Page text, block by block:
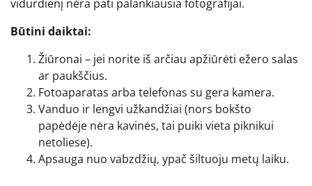
vidurdienį nėra pati palankiausia fotografijai.
Būtini daiktai:
Žiūronai – jei norite iš arčiau apžiūrėti ežero salas
ar paukščius.
Fotoaparatas arba telefonas su gera kamera.
Vanduo ir lengvi užkandžiai (nors bokšto
papėdėje nėra kavinės, tai puiki vieta piknikui
netoliese).
Apsauga nuo vabzdžių, ypač šiltuoju metų laiku.